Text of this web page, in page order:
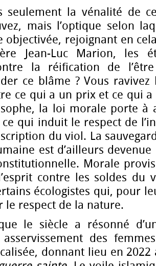
seulement la vénalité de
mais l’optique selon
objectivée, rejoignant en
Jean-Luc Marion, les
la réification de
ce blâme ? Vous
ce qui a un prix et ce qui a
la loi morale porte à
qui induit le respect de
du viol. La
est d’ailleurs
Morale
contre les soldes du
écologistes qui, pour
le respect de la nature.
le siècle a résonné
des
donnant lieu en